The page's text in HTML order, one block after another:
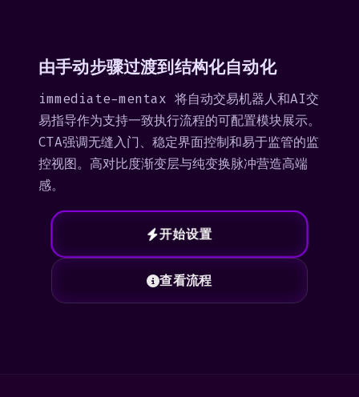
由手动步骤过渡到结构化自动化
immediate-mentax 将自动交易机器人和AI交
易指导作为支持一致执行流程的可配置模块展示。
CTA强调无缝入门、稳定界面控制和易于监管的监
控视图。高对比度渐变层与纯变换脉冲营造高端
感。
开始设置
查看流程